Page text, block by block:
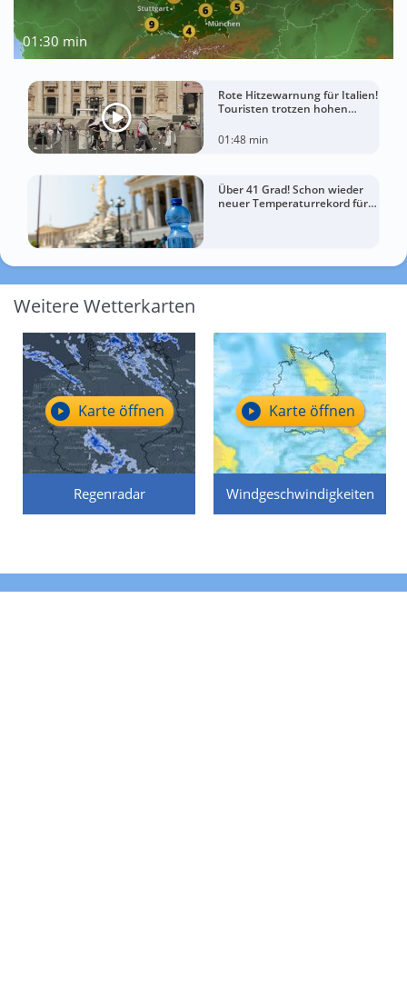
01:30 min
Rote Hitzewarnung für Italien!
Touristen trotzen hohen
01:48 min
Über 41 Grad! Schon wieder
neuer Temperaturrekord für
Weitere Wetterkarten
Regenradar
Karte öffnen
Windgeschwindigkeiten
Karte öffnen